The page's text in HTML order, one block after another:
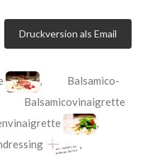
Druckversion als Email
, Balsamico-
Balsamicovinaigrette
,
,